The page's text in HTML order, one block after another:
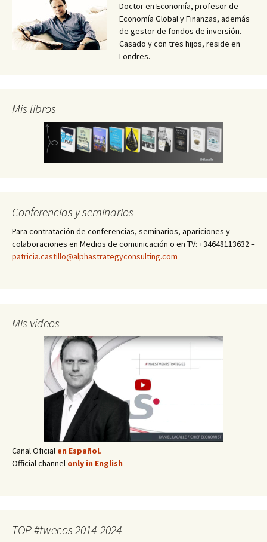
Doctor en Economía, profesor de
Economía Global y Finanzas, además
de gestor de fondos de inversión.
Casado y con tres hijos, reside en
Londres.
Mis libros
Conferencias y seminarios
Para contratación de conferencias, seminarios, apariciones y
colaboraciones en Medios de comunicación o en TV: +34648113632 –
patricia.castillo@alphastrategyconsulting.com
Mis vídeos
Canal Oficial en Español.
Official channel only in English
TOP #twecos 2014-2024